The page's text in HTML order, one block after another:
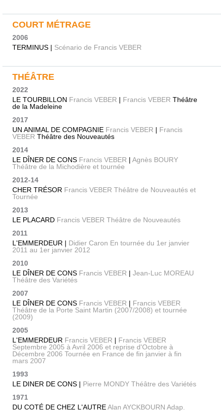
COURT MÉTRAGE
2006
TERMINUS | Scénario de Francis VEBER
THÉÂTRE
2022
LE TOURBILLON Francis VEBER | Francis VEBER Théâtre
de la Madeleine
2017
UN ANIMAL DE COMPAGNIE Francis VEBER | Francis
VEBER Théâtre des Nouveautés
2014
LE DÎNER DE CONS Francis VEBER | Agnès BOURY
Théâtre de la Michodière et tournée
2012-14
CHER TRÉSOR Francis VEBER Théâtre de Nouveautés et
Tournée
2013
LE PLACARD Francis VEBER Théâtre de Nouveautés
2011
L'EMMERDEUR | Didier Caron En tournée du 1er janvier
2011 au 1er janvier 2012
2010
LE DÎNER DE CONS Francis VEBER | Jean-Luc MOREAU
Théâtre des Variétés
2007
LE DÎNER DE CONS Francis VEBER | Francis VEBER
Théâtre de la Porte Saint Martin (2007/2008) et tournée
(2009)
2005
L'EMMERDEUR Francis VEBER | Francis VEBER
Septembre 2005 à Avril 2006 et reprise d'Octobre à
Décembre 2006 Tournée en France de fin janvier à fin
mars 2007
1993
LE DINER DE CONS | Pierre MONDY Théâtre des Variétés
1971
DU COTÉ DE CHEZ L'AUTREAlan AYCKBOURN Adap.